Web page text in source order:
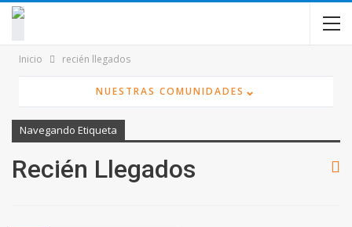
contenido
Inicio recién llegados
NUESTRAS COMUNIDADES ⌄
Navegando Etiqueta
Recién Llegados